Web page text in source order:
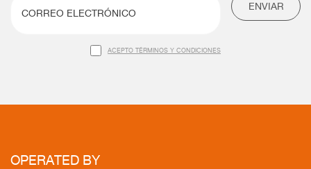
ENVIAR
ACEPTO TÉRMINOS Y CONDICIONES
OPERATED BY